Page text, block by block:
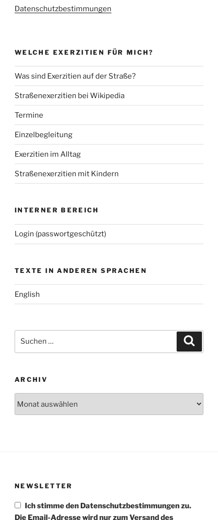
Datenschutzbestimmungen
WELCHE EXERZITIEN FÜR MICH?
Was sind Exerzitien auf der Straße?
Straßenexerzitien bei Wikipedia
Termine
Einzelbegleitung
Exerzitien im Alltag
Straßenexerzitien mit Kindern
INTERNER BEREICH
Login (passwortgeschützt)
TEXTE IN ANDEREN SPRACHEN
English
nach:
ARCHIV
NEWSLETTER
Ich stimme den Datenschutzbestimmungen zu.
Die Email-Adresse wird nur zum Versand des